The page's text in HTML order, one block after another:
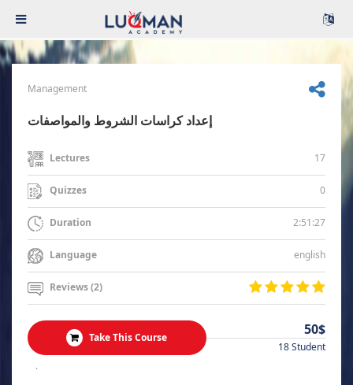
Management
إعداد كراسات الشروط والمواصفات
Lectures 17
Quizzes 0
Duration 2:51:27
Language english
Reviews (2)
Take This Course 50$
18 Student
.